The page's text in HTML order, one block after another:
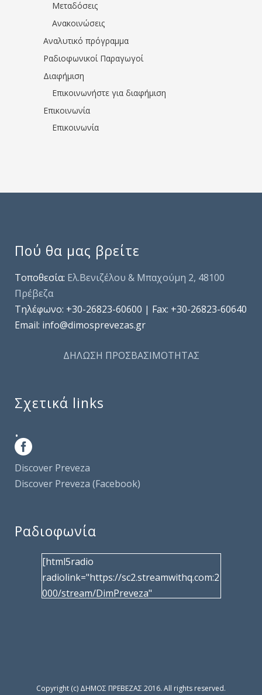
Μεταδόσεις
Ανακοινώσεις
Αναλυτικό πρόγραμμα
Ραδιοφωνικοί Παραγωγοί
Διαφήμιση
Επικοινωνήστε για διαφήμιση
Επικοινωνία
Επικοινωνία
Πού θα μας βρείτε
Τοποθεσία: Ελ.Βενιζέλου & Μπαχούμη 2, 48100
Πρέβεζα
Τηλέφωνo: +30-26823-60600 | Fax: +30-26823-60640
Email: info@dimosprevezas.gr
ΔΗΛΩΣΗ ΠΡΟΣΒΑΣΙΜΟΤΗΤΑΣ
Σχετικά links
.
Discover Preveza
Discover Preveza (Facebook)
Ραδιοφωνία
[html5radio
radiolink="https://sc2.streamwithq.com:2
000/stream/DimPreveza"
facebook="https://www.facebook.com/%
Copyright (c) ΔΗΜΟΣ ΠΡΕΒΕΖΑΣ 2016. All rights reserved.